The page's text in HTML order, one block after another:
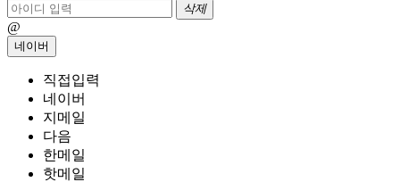
삭제
@
네이버
직접입력
네이버
지메일
다음
한메일
핫메일